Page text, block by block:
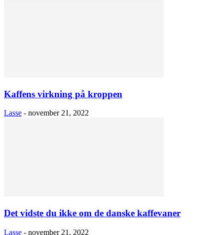
Kaffens virkning på kroppen
Lasse - november 21, 2022
Det vidste du ikke om de danske kaffevaner
Lasse - november 21, 2022